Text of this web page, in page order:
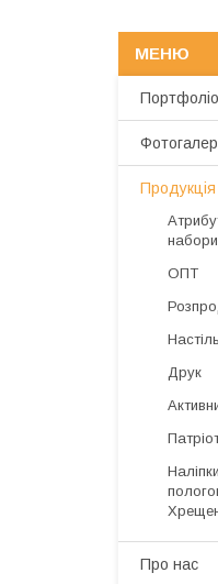
Портфоліо
Продукція
набори
ОПТ
Друк
Про нас